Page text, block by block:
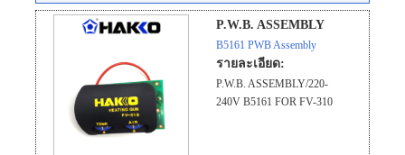
P.W.B. ASSEMBLY
B5161 PWB Assembly
รายละเอียด:
P.W.B. ASSEMBLY/220-
240V B5161 FOR FV-310